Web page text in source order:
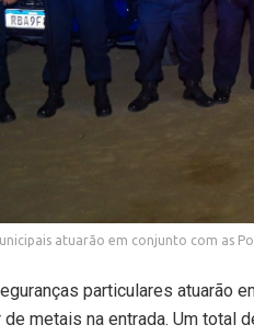
atuarão em conjunto com as
particulares atuarão
metais na entrada. Um total